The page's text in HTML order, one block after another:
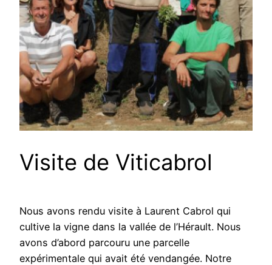
Visite de Viticabrol
Nous avons rendu visite à Laurent Cabrol qui
cultive la vigne dans la vallée de l’Hérault. Nous
avons d’abord parcouru une parcelle
expérimentale qui avait été vendangée. Notre